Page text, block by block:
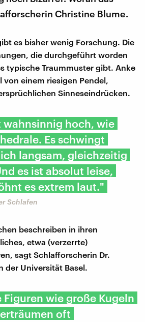
Christine Blume.
es bisher wenig Forschung. Die
die durchgeführt worden
typische Traummuster gibt. Anke
einem riesigen Pendel,
Sinneseindrücken.
wahnsinnig hoch, wie
Es schwingt
langsam, gleichzeitig
es ist absolut leise,
es extrem laut."
Schlafen
beschreiben in ihren
etwa (verzerrte)
sagt Schlafforscherin Dr.
der Universität Basel.
wie große Kugeln
oft